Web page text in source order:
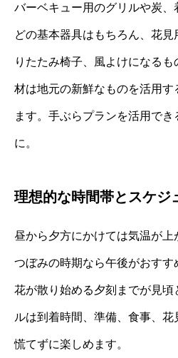
バーベキュー用のグリルや炭
どの基本器具はもちろん、花
りたたみ椅子、風よけになる
材は地元の新鮮なものを活用す
ます。手ぶらプランを活用で
に。
理想的な時間帯とスケジ
昼から夕方にかけては気温が
つぼみの時期なら午後がおすす
花が散り始める夕刻までが見
ルは到着時間、準備、食事、花
慌てずに楽しめます。